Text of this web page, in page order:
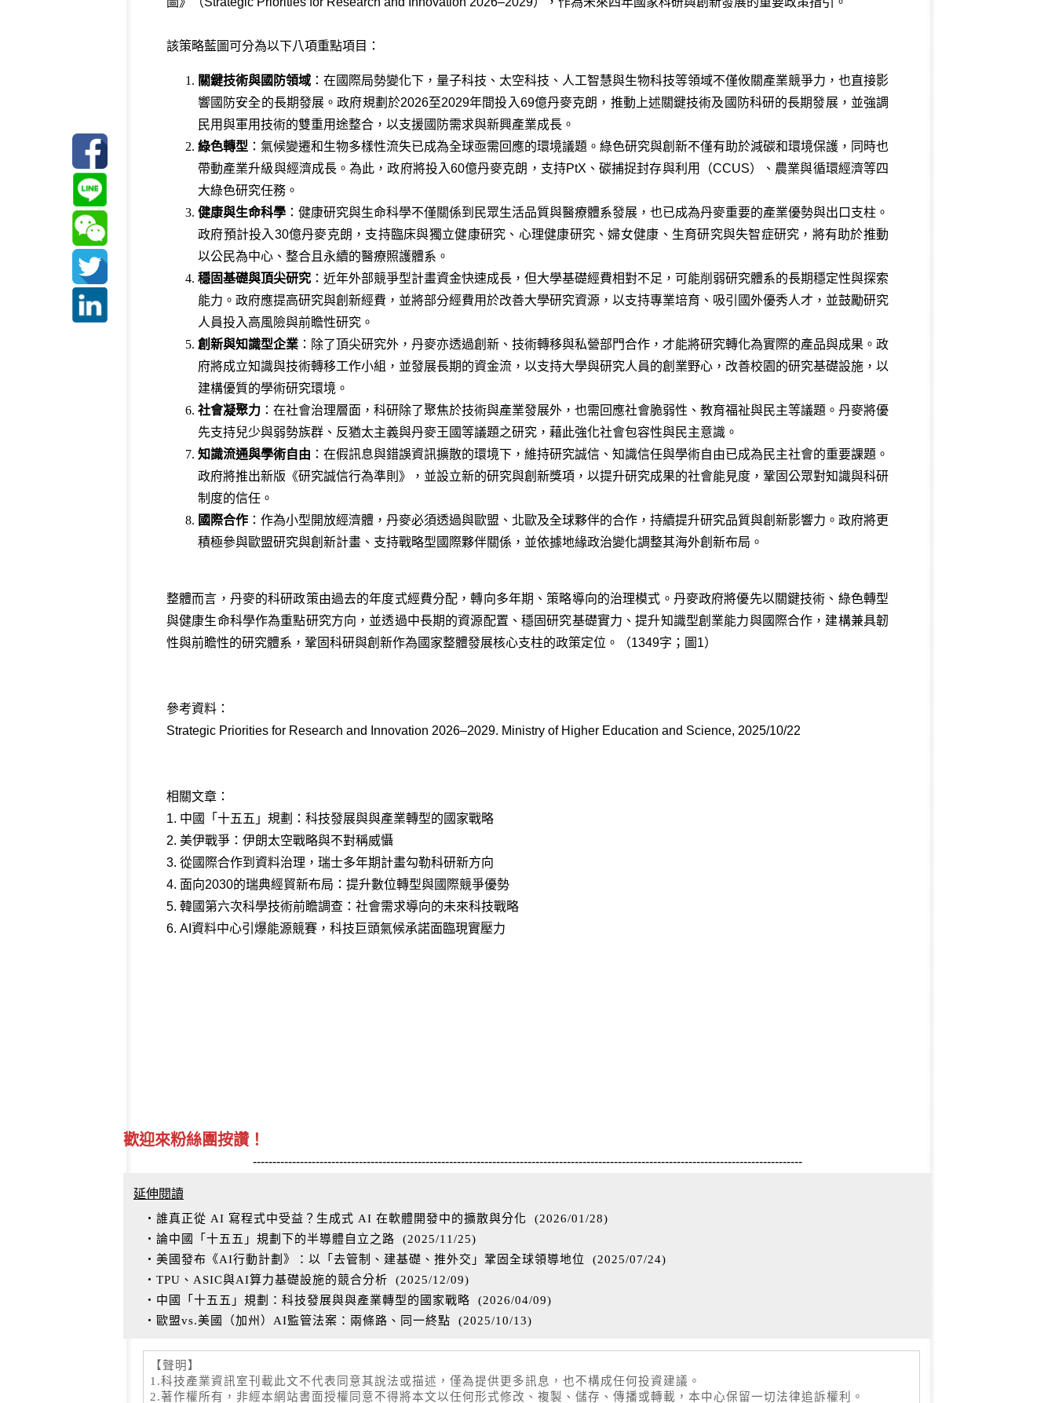
該策略藍圖可分為以下八項重點項目：
關鍵技術與國防領域 ：在國際局勢變化下，量子科技、太空科技、人工智慧與生物科技等領域不僅攸關產業競爭力，也直接影
響國防安全的長期發展。政府規劃於2026至2029年間投入69億丹麥克朗，推動上述關鍵技術及國防科研的長期發展，並強調
民用與軍用技術的雙重用途整合，以支援國防需求與新興產業成長。
綠色轉型 ：氣候變遷和生物多樣性流失已成為全球亟需回應的環境議題。綠色研究與創新不僅有助於減碳和環境保護，同時也
帶動產業升級與經濟成長。為此，政府將投入60億丹麥克朗，支持PtX、碳捕捉封存與利用（CCUS）、農業與循環經濟等四
大綠色研究任務。
健康與生命科學 ：健康研究與生命科學不僅關係到民眾生活品質與醫療體系發展，也已成為丹麥重要的產業優勢與出口支柱。
政府預計投入30億丹麥克朗，支持臨床與獨立健康研究、心理健康研究、婦女健康、生育研究與失智症研究，將有助於推動
以公民為中心、整合且永續的醫療照護體系。
穩固基礎與頂尖研究 ：近年外部競爭型計畫資金快速成長，但大學基礎經費相對不足，可能削弱研究體系的長期穩定性與探索
能力。政府應提高研究與創新經費，並將部分經費用於改善大學研究資源，以支持專業培育、吸引國外優秀人才，並鼓勵研究
人員投入高風險與前瞻性研究。
創新與知識型企業 ：除了頂尖研究外，丹麥亦透過創新、技術轉移與私營部門合作，才能將研究轉化為實際的產品與成果。政
府將成立知識與技術轉移工作小組，並發展長期的資金流，以支持大學與研究人員的創業野心，改善校園的研究基礎設施，以
建構優質的學術研究環境。
社會凝聚力 ：在社會治理層面，科研除了聚焦於技術與產業發展外，也需回應社會脆弱性、教育福祉與民主等議題。丹麥將優
先支持兒少與弱勢族群、反猶太主義與丹麥王國等議題之研究，藉此強化社會包容性與民主意識。
知識流通與學術自由 ：在假訊息與錯誤資訊擴散的環境下，維持研究誠信、知識信任與學術自由已成為民主社會的重要課題。
政府將推出新版《研究誠信行為準則》，並設立新的研究與創新獎項，以提升研究成果的社會能見度，鞏固公眾對知識與科研
制度的信任。
國際合作 ：作為小型開放經濟體，丹麥必須透過與歐盟、北歐及全球夥伴的合作，持續提升研究品質與創新影響力。政府將更
積極參與歐盟研究與創新計畫、支持戰略型國際夥伴關係，並依據地緣政治變化調整其海外創新布局。
整體而言，丹麥的科研政策由過去的年度式經費分配，轉向多年期、策略導向的治理模式。丹麥政府將優先以關鍵技術、綠色轉型
與健康生命科學作為重點研究方向，並透過中長期的資源配置、穩固研究基礎實力、提升知識型創業能力與國際合作，建構兼具韌
性與前瞻性的研究體系，鞏固科研與創新作為國家整體發展核心支柱的政策定位。（1349字；圖1）
參考資料：
Strategic Priorities for Research and Innovation 2026–2029. Ministry of Higher Education and Science, 2025/10/22
相關文章：
1. 中國「十五五」規劃：科技發展與與產業轉型的國家戰略
2. 美伊戰爭：伊朗太空戰略與不對稱威懾
3. 從國際合作到資料治理，瑞士多年期計畫勾勒科研新方向
4. 面向2030的瑞典經貿新布局：提升數位轉型與國際競爭優勢
5. 韓國第六次科學技術前瞻調查：社會需求導向的未來科技戰略
6. AI資料中心引爆能源競賽，科技巨頭氣候承諾面臨現實壓力
歡迎來粉絲團按讚！
--------------------------------------------------------------------------------------------------------------------------------------------
延伸閱讀
‧誰真正從 AI 寫程式中受益？生成式 AI 在軟體開發中的擴散與分化 (2026/01/28)
‧論中國「十五五」規劃下的半導體自立之路 (2025/11/25)
‧美國發布《AI行動計劃》：以「去管制、建基礎、推外交」鞏固全球領導地位
(2025/07/24)
‧TPU、ASIC與AI算力基礎設施的競合分析 (2025/12/09)
‧中國「十五五」規劃：科技發展與與產業轉型的國家戰略 (2026/04/09)
‧歐盟vs.美國（加州）AI監管法案：兩條路、同一終點 (2025/10/13)
【聲明】
1.科技產業資訊室刊載此文不代表同意其說法或描述，僅為提供更多訊息，也不構成任何投資建議。
2.著作權所有，非經本網站書面授權同意不得將本文以任何形式修改、複製、儲存、傳播或轉載，本中心保留一切法律追訴權利。